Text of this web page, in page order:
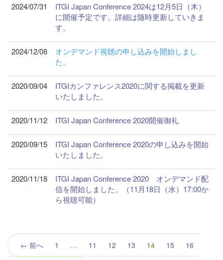
2024/07/31
ITGI Japan Conference 2024は12月5日（木）
に開催予定です。詳細は随時更新していきま
す。
2024/12/08
オンデマンド視聴の申し込みを開始しまし
た。
2020/09/04
ITGIカンファレンス2020に関する掲載を更新
いたしました。
2020/11/12 ITGI Japan Conference 2020開催御礼
2020/09/15
ITGI Japan Conference 2020の申し込みを開始
いたしました。
2020/11/18
ITGI Japan Conference 2020 オンデマンド配
信を開始しました。（11月18日（水）17:00か
ら視聴可能）
← 前へ 1 … 11 12 13 14（こ
の
15 16